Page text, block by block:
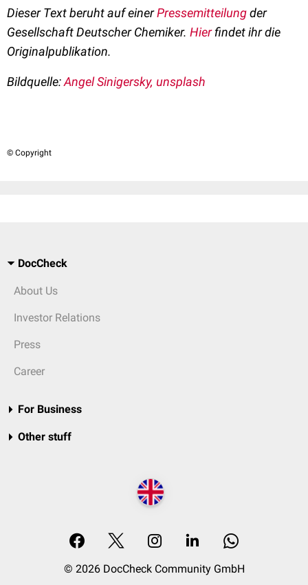
Dieser Text beruht auf einerPressemitteilungder
Gesellschaft Deutscher Chemiker. Hierfindet ihr die
Originalpublikation.
Bildquelle:Angel Sinigersky, unsplash
© Copyright
DocCheck
About Us
Investor Relations
Press
Career
For Business
Other stuff
© 2026 DocCheck Community GmbH